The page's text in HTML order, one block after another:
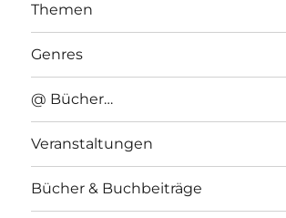
Themen
Genres
@ Bücher…
Veranstaltungen
Bücher & Buchbeiträge